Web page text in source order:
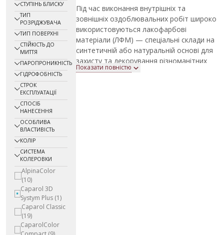
СТУПІНЬ БЛИСКУ
ТИП
РОЗРІДЖУВАЧА
ТИП ПОВЕРХНІ
СТІЙКІСТЬ ДО
МИТТЯ
ПАРОПРОНИКНІСТЬ
ГІДРОФОБНІСТЬ
СТРОК
ЕКСПЛУАТАЦІЇ
СПОСІБ
НАНЕСЕННЯ
ОСОБЛИВА
ВЛАСТИВІСТЬ
КОЛІР
СИСТЕМА
КОЛЕРОВКИ
AlpinaColor
(10)
Caparol 3D
Systym Plus (1)
Caparol Classic
(19)
CaparolColor
Під час виконання внутрішніх та
зовнішніх оздоблювальних робіт широко
використовуються лакофарбові
матеріали (ЛФМ) — спеціальні склади на
синтетичній або натуральній основі для
захисту та декорування різноманітних
поверхонь. Їх застосовують для
Показати повністю